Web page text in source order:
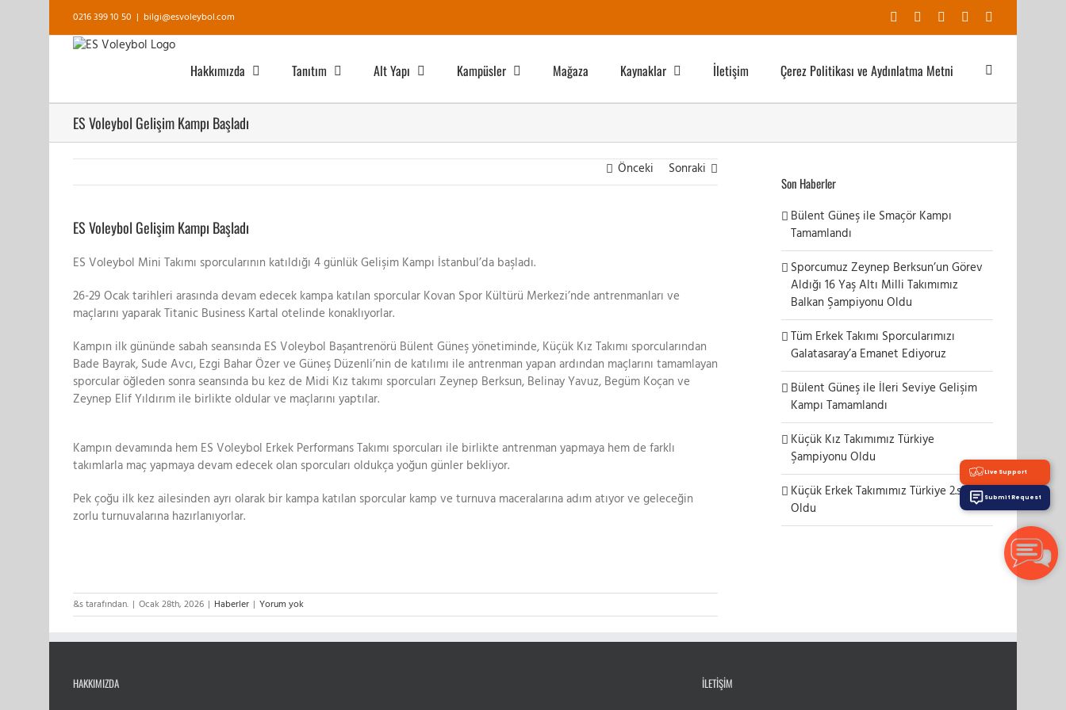
0216 399 10 50 | bilgi@esvoleybol.com Facebook YouTubeInstagram
Hakkımızda Tanıtım Alt Yapı Kampüsler Mağaza Kaynaklar İletişim Çerez Politikası ve Aydınlatma Metni
ES Voleybol Gelişim Kampı Başladı
Önceki
Sonraki
Larger
Image
ES Voleybol Gelişim Kampı Başladı
ES Voleybol Mini Takımı sporcularının katıldığı 4 günlük Gelişim Kampı İstanbul’da başladı.
26-29 Ocak tarihleri arasında devam edecek kampa katılan sporcular Kovan Spor Kültürü Merkezi’nde antrenmanları ve
maçlarını yaparak Titanic Business Kartal otelinde konaklıyorlar.
Kampın ilk gününde sabah seansında ES Voleybol Başantrenörü Bülent Güneş yönetiminde, Küçük Kız Takımı sporcularından
Bade Bayrak, Sude Avcı, Ezgi Bahar Özer ve Güneş Düzenli’nin de katılımı ile antrenman yapan ardından maçlarını tamamlayan
sporcular öğleden sonra seansında bu kez de Midi Kız takımı sporcuları Zeynep Berksun, Belinay Yavuz, Begüm Koçan ve
Zeynep Elif Yıldırım ile birlikte oldular ve maçlarını yaptılar.
Kampın devamında hem ES Voleybol Erkek Performans Takımı sporcuları ile birlikte antrenman yapmaya hem de farklı
takımlarla maç yapmaya devam edecek olan sporcuları oldukça yoğun günler bekliyor.
Pek çoğu ilk kez ailesinden ayrı olarak bir kampa katılan sporcular kamp ve turnuva maceralarına adım atıyor ve geleceğin
zorlu turnuvalarına hazırlanıyorlar.
&s tarafından. | Ocak 28th, 2026 | Haberler | Yorum yok
Son Haberler
Bülent Güneş ile Smaçör Kampı
Tamamlandı
Sporcumuz Zeynep Berksun’un Görev
Aldığı 16 Yaş Altı Milli Takımımız
Balkan Şampiyonu Oldu
Tüm Erkek Takımı Sporcularımızı
Galatasaray’a Emanet Ediyoruz
Bülent Güneş ile İleri Seviye Gelişim
Kampı Tamamlandı
Küçük Kız Takımımız Türkiye
Şampiyonu Oldu
Küçük Erkek Takımımız Türkiye 2.si
Oldu
HAKKIMIZDA İLETIŞIM
Live Support
Submit Request